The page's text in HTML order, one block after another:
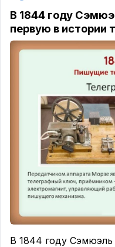
В 1844 году
первую в истории
В 1844 году